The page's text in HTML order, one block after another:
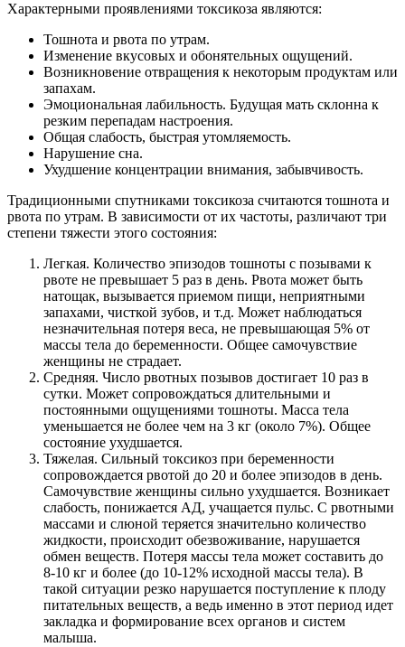
Характерными проявлениями токсикоза являются:
Тошнота и рвота по утрам.
Изменение вкусовых и обонятельных ощущений.
Возникновение отвращения к некоторым продуктам или
запахам.
Эмоциональная лабильность. Будущая мать склонна к
резким перепадам настроения.
Общая слабость, быстрая утомляемость.
Нарушение сна.
Ухудшение концентрации внимания, забывчивость.
Традиционными спутниками токсикоза считаются тошнота и
рвота по утрам. В зависимости от их частоты, различают три
степени тяжести этого состояния:
Легкая. Количество эпизодов тошноты с позывами к
рвоте не превышает 5 раз в день. Рвота может быть
натощак, вызывается приемом пищи, неприятными
запахами, чисткой зубов, и т.д. Может наблюдаться
незначительная потеря веса, не превышающая 5% от
массы тела до беременности. Общее самочувствие
женщины не страдает.
Средняя. Число рвотных позывов достигает 10 раз в
сутки. Может сопровождаться длительными и
постоянными ощущениями тошноты. Масса тела
уменьшается не более чем на 3 кг (около 7%). Общее
состояние ухудшается.
Тяжелая. Сильный токсикоз при беременности
сопровождается рвотой до 20 и более эпизодов в день.
Самочувствие женщины сильно ухудшается. Возникает
слабость, понижается АД, учащается пульс. С рвотными
массами и слюной теряется значительно количество
жидкости, происходит обезвоживание, нарушается
обмен веществ. Потеря массы тела может составить до
8-10 кг и более (до 10-12% исходной массы тела). В
такой ситуации резко нарушается поступление к плоду
питательных веществ, а ведь именно в этот период идет
закладка и формирование всех органов и систем
малыша.